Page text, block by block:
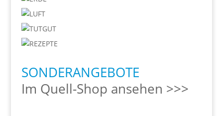
SONDERANGEBOTE
Im Quell-Shop ansehen >>>